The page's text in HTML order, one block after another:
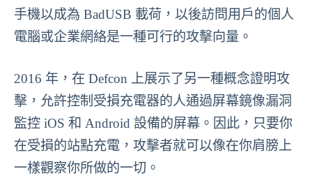
手機以成為 BadUSB 載荷，以後訪問用戶的個人
電腦或企業網絡是一種可行的攻擊向量。
2016 年，在 Defcon 上展示了另一種概念證明攻
擊，允許控制受損充電器的人通過屏幕鏡像漏洞
監控 iOS 和 Android 設備的屏幕。因此，只要你
在受損的站點充電，攻擊者就可以像在你肩膀上
一樣觀察你所做的一切。